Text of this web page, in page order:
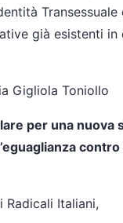
Transessuale
già esistenti in
Gigliola Toniollo
per una nuova
contro
Radicali Italiani,